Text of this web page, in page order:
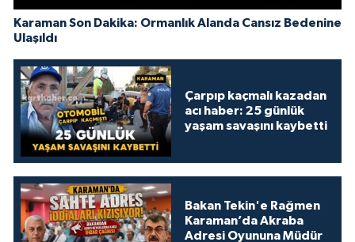
Karaman Son Dakika: Ormanlık Alanda Cansız Bedenine
Ulaşıldı
Çarpıp kaçmalı kazadan
acı haber: 25 günlük
yaşam savaşını kaybetti
Bakan Tekin'e Rağmen
Karaman’da Akraba
Adresi Oyununa Müdür